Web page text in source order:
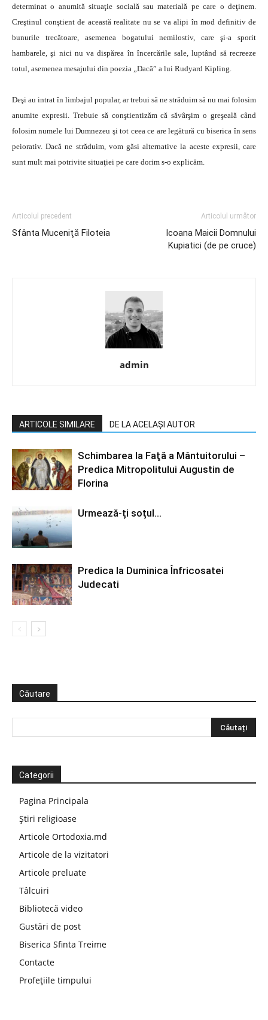
determinat o anumită situaţie socială sau materială pe care o deţinem.
Creştinul conştient de această realitate nu se va alipi în mod definitiv de
bunurile trecătoare, asemenea bogatului nemilostiv, care şi-a sporit
hambarele, şi nici nu va dispărea în încercările sale, luptând să recreeze
totul, asemenea mesajului din poezia „Dacă” a lui Rudyard Kipling.
Deşi au intrat în limbajul popular, ar trebui să ne străduim să nu mai folosim
anumite expresii. Trebuie să conştientizăm că săvârşim o greşeală când
folosim numele lui Dumnezeu şi tot ceea ce are legătură cu biserica în sens
peiorativ. Dacă ne străduim, vom găsi alternative la aceste expresii, care
sunt mult mai potrivite situaţiei pe care dorim s-o explicăm.
Articolul precedent
Sfânta Muceniţă Filoteia
Articolul următor
Icoana Maicii Domnului
Kupiatici (de pe cruce)
admin
ARTICOLE SIMILARE DE LA ACELAȘI AUTOR
Schimbarea la Faţă a Mântuitorului –
Predica Mitropolitului Augustin de
Florina
Urmează-ți soțul…
Predica la Duminica Înfricosatei
Judecati
Căutare
Categorii
Pagina Principala
Știri religioase
Articole Ortodoxia.md
Articole de la vizitatori
Articole preluate
Tâlcuiri
Bibliotecă video
Gustări de post
Biserica Sfinta Treime
Contacte
Profețiile timpului